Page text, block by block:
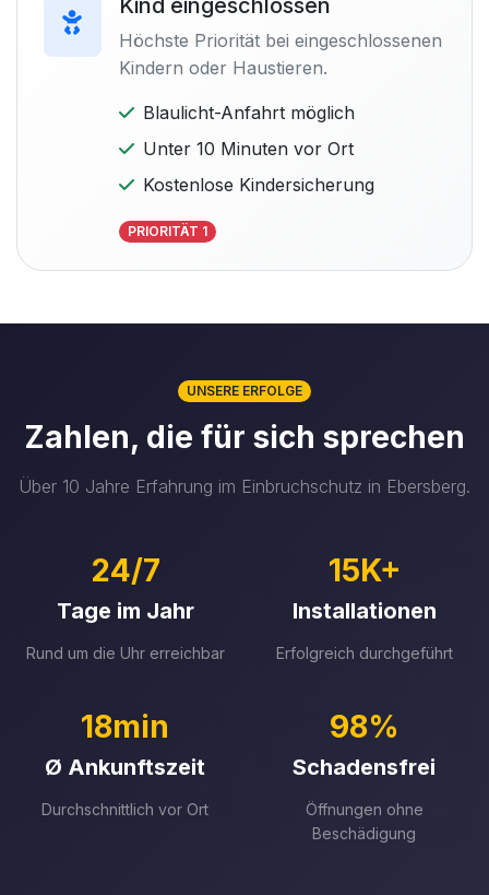
Kind eingeschlossen
Höchste Priorität bei eingeschlossenen
Kindern oder Haustieren.
Blaulicht-Anfahrt möglich
Unter 10 Minuten vor Ort
Kostenlose Kindersicherung
PRIORITÄT 1
UNSERE ERFOLGE
Zahlen, die für sich sprechen
Über 10 Jahre Erfahrung im Einbruchschutz in Ebersberg.
24/7
Tage im Jahr
Rund um die Uhr erreichbar
15K+
Installationen
Erfolgreich durchgeführt
18min
Ø Ankunftszeit
Durchschnittlich vor Ort
98%
Schadensfrei
Öffnungen ohne
Beschädigung